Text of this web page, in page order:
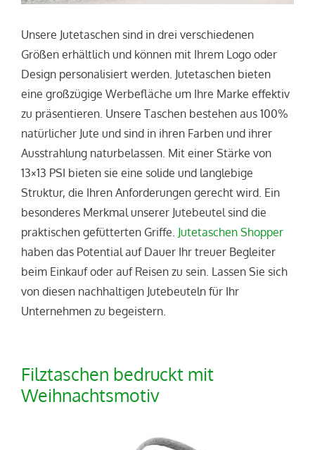
Unsere Jutetaschen sind in drei verschiedenen
Größen erhältlich und können mit Ihrem Logo oder
Design personalisiert werden. Jutetaschen bieten
eine großzügige Werbefläche um Ihre Marke effektiv
zu präsentieren. Unsere Taschen bestehen aus 100%
natürlicher Jute und sind in ihren Farben und ihrer
Ausstrahlung naturbelassen. Mit einer Stärke von
13×13 PSI bieten sie eine solide und langlebige
Struktur, die Ihren Anforderungen gerecht wird. Ein
besonderes Merkmal unserer Jutebeutel sind die
praktischen gefütterten Griffe. Jutetaschen Shopper
haben das Potential auf Dauer Ihr treuer Begleiter
beim Einkauf oder auf Reisen zu sein. Lassen Sie sich
von diesen nachhaltigen Jutebeuteln für Ihr
Unternehmen zu begeistern.
Filztaschen bedruckt mit
Weihnachtsmotiv